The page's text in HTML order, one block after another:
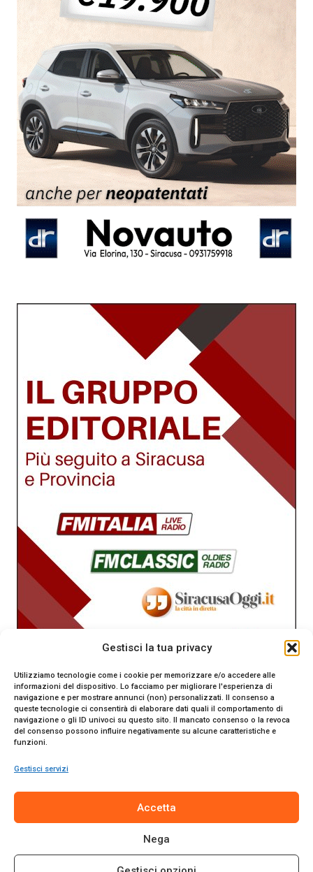
Gestisci la tua privacy
Utilizziamo tecnologie come i cookie per memorizzare e/o accedere alle
informazioni del dispositivo. Lo facciamo per migliorare l'esperienza di
navigazione e per mostrare annunci (non) personalizzati. Il consenso a
queste tecnologie ci consentirà di elaborare dati quali il comportamento di
navigazione o gli ID univoci su questo sito. Il mancato consenso o la revoca
del consenso possono influire negativamente su alcune caratteristiche e
funzioni.
Gestisci servizi
Accetta
Nega
Tribunale di Siracusa. Direttore responsabile Gianni Catania.
© 2024 Promo Italia S.r.l. Tutti i diritti riservati. | Sito web
realizzato daWeb-Arte.it